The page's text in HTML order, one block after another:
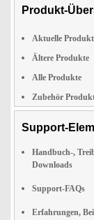
Produkt-
Aktuelle
Ältere Produkte
Alle Produkte
Zubehör
Support-
Handbuch-,
Downloads
Support-FAQs
Erfahrungen,